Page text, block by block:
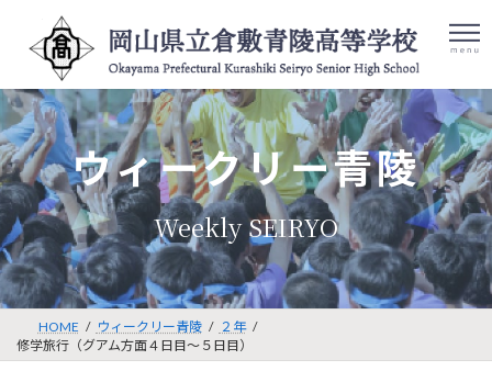
ツ
へ
ス
キ
ッ
プ
シ
ョ
ン
に
移
動
086-422-
8001
アク
セス
検
索:
ウィークリー青陵
HOME ウィークリー青陵
２年
修学旅行（グアム方面４日目〜５日目）